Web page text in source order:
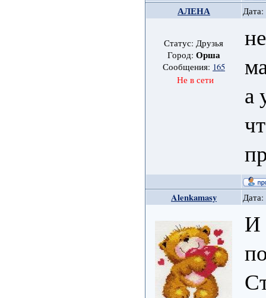
АЛЕНА
Статус: Друзья
Город: Орша
Сообщения: 165
Не в сети
а
Alenkamasy
И